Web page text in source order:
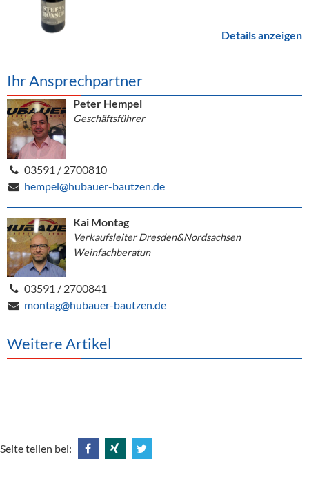
Details anzeigen
Ihr Ansprechpartner
Peter Hempel
Geschäftsführer
03591 / 2700810
hempel@hubauer-bautzen.de
Kai Montag
Verkaufsleiter Dresden&Nordsachsen
Weinfachberatun
03591 / 2700841
montag@hubauer-bautzen.de
Weitere Artikel
Seite teilen bei: